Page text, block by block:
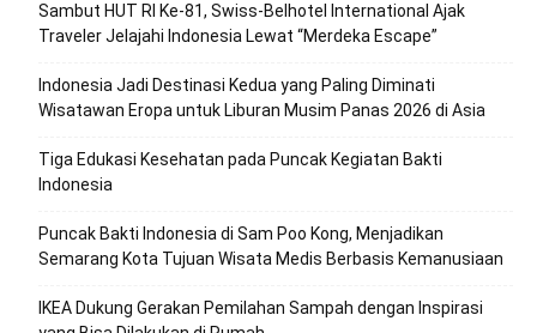
Sambut HUT RI Ke-81, Swiss-Belhotel International Ajak
Traveler Jelajahi Indonesia Lewat “Merdeka Escape”
Indonesia Jadi Destinasi Kedua yang Paling Diminati
Wisatawan Eropa untuk Liburan Musim Panas 2026 di Asia
Tiga Edukasi Kesehatan pada Puncak Kegiatan Bakti
Indonesia
Puncak Bakti Indonesia di Sam Poo Kong, Menjadikan
Semarang Kota Tujuan Wisata Medis Berbasis Kemanusiaan
IKEA Dukung Gerakan Pemilahan Sampah dengan Inspirasi